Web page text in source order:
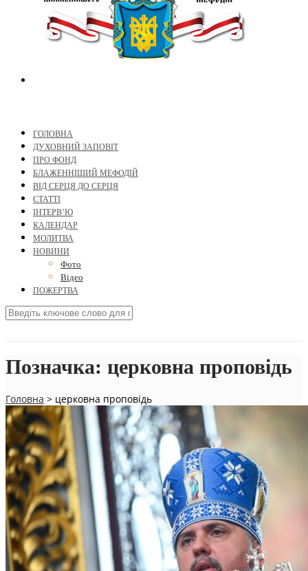
ГОЛОВНА
ДУХОВНИЙ ЗАПОВІТ
ПРО ФОНД
БЛАЖЕННІШИЙ МЕФОДІЙ
ВІД СЕРЦЯ ДО СЕРЦЯ
СТАТТІ
ІНТЕРВ’Ю
КАЛЕНДАР
МОЛИТВА
НОВИНИ
Фото
Відео
ПОЖЕРТВА
Позначка: церковна проповідь
Головна > церковна проповідь